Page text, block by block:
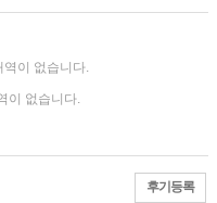
이 없습니다.
후기등록